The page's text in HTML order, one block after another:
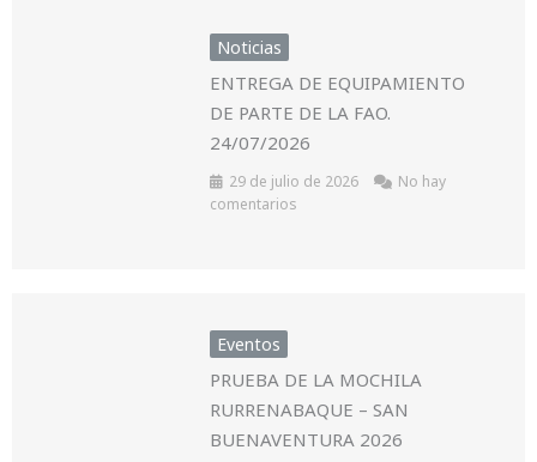
Noticias
ENTREGA DE EQUIPAMIENTO
DE PARTE DE LA FAO.
24/07/2026
29 de julio de 2026
No hay
comentarios
Eventos
PRUEBA DE LA MOCHILA
RURRENABAQUE – SAN
BUENAVENTURA 2026